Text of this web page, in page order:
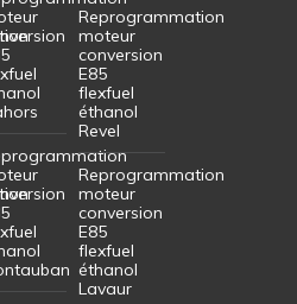
Reprogrammation
moteur
conversion
E85
flexfuel
éthanol
Revel
Reprogrammation
moteur
conversion
E85
flexfuel
éthanol
Lavaur